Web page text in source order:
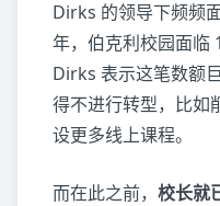
Dirks 的领导下频频
年，伯克利校园面临
Dirks 表示这笔数额
得不进行转型，比如
设更多线上课程。
而在此之前， 校长就